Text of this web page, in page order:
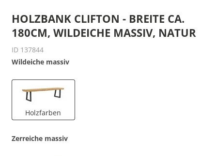
HOLZBANK CLIFTON - BREITE CA.
180CM, WILDEICHE MASSIV, NATUR
ID 137844
Wildeiche massiv
Holzfarben
Zerreiche massiv